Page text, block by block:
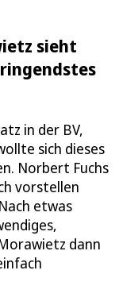
sieht
in der BV,
sich dieses
Norbert Fuchs
vorstellen
etwas
dann